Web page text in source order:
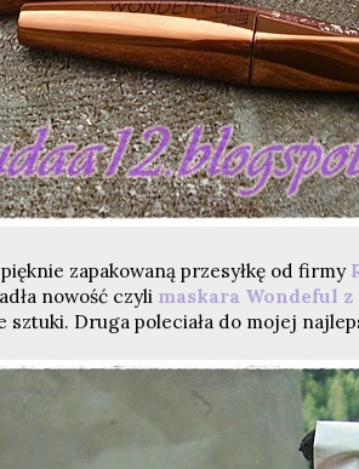
zapakowaną przesyłkę od firmy
nowość czyli maskara Wondeful
Druga poleciała do mojej